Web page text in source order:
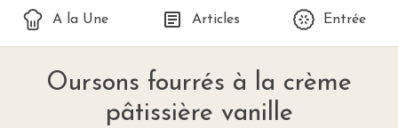
A la Une Articles Entrée
Oursons fourrés à la crème
pâtissière vanille